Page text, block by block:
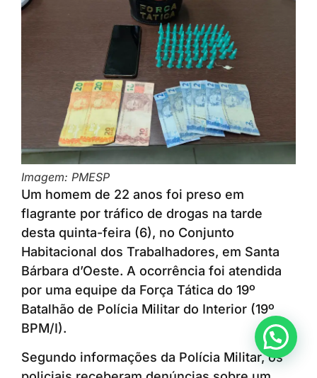
Imagem: PMESP
Um homem de 22 anos foi preso em
flagrante por tráfico de drogas na tarde
desta quinta-feira (6), no Conjunto
Habitacional dos Trabalhadores, em Santa
Bárbara d’Oeste. A ocorrência foi atendida
por uma equipe da Força Tática do 19º
Batalhão de Polícia Militar do Interior (19º
BPM/I).
Segundo informações da Polícia Militar, os
Anunciar ou recomendar matéria